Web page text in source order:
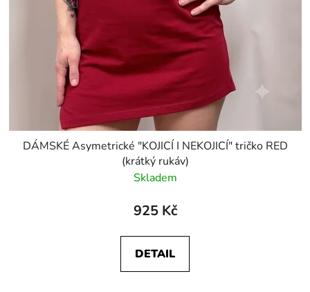
DÁMSKÉ Asymetrické "KOJICÍ I NEKOJICÍ" tričko RED
(krátký rukáv)
Skladem
925 Kč
DETAIL